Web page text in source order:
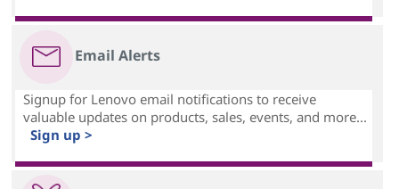
Email Alerts
Signup for Lenovo email notifications to receive
valuable updates on products, sales, events, and more...
Sign up >